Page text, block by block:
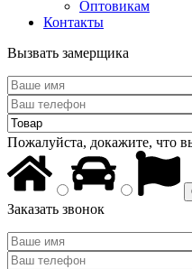
Оптовикам
Контакты
Вызвать замерщика
Пожалуйста, докажите, что
Заказать звонок